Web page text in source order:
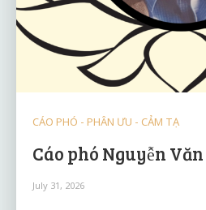
CÁO PHÓ - PHÂN ƯU - CẢM TẠ
Cáo phó Nguyễn
July 31, 2026